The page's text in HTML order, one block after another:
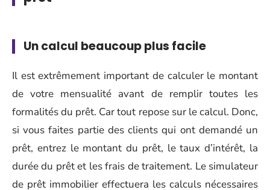
Un calcul beaucoup plus facile
Il est extrêmement important de calculer le montant
de votre mensualité avant de remplir toutes les
formalités du prêt. Car tout repose sur le calcul. Donc,
si vous faites partie des clients qui ont demandé un
prêt, entrez le montant du prêt, le taux d’intérêt, la
durée du prêt et les frais de traitement. Le simulateur
de prêt immobilier effectuera les calculs nécessaires